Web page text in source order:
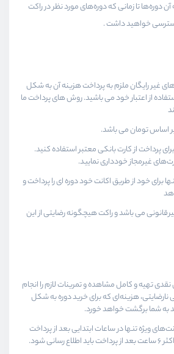
دوره‌ها تا زمانی که دوره‌های مورد نظر در راکت
خواهید داشت .
های غیر رایگان ملزم به پرداخت هزینه آن به شکل
از اعتبار خود می باشید. روش های پرداخت ما
اساس تومان می باشد.
پرداخت از کارت بانکی معتبر استفاده کنید.
غیرمجاز خودداری نمایید.
برای خود از طریق اکانت خود دوره ای را پرداخت و
می باشد و راکت هیچگونه رضایتی از این
نقدی تهیه و کامل مشاهده و تمرینات لازم را انجام
نارضایتی، هزینه‌ای که برای خرید دوره به شکل
به شما برگشت خواهد خورد.
ویژه تنها در ساعات ابتدایی بعد از پرداخت
شود.